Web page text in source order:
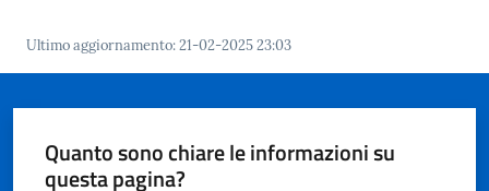
Servizi
Vivere
Vibo
Valentia
Ultimo aggiornamento:21-02-2025 23:03
Quanto sono chiare le informazioni su
questa pagina?